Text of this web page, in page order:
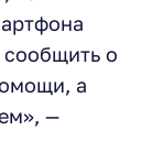
о
а
—